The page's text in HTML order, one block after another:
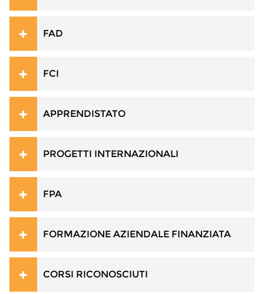
FAD
FCI
APPRENDISTATO
PROGETTI INTERNAZIONALI
FPA
FORMAZIONE AZIENDALE FINANZIATA
CORSI RICONOSCIUTI